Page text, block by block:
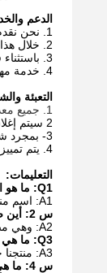
الدعم
1. نحن نقدم فترة ضمان لمدة عام لجودة الماكينة بأكملها.
2. خلال هذا الوقت ، إذا تم إثبات أي مشكلة بسبب عيب الآلة نفسها ، فإننا نتحمل المسؤولية الكاملة عنها.
3. باستثناء فترة الضمان ، يتوفر الدعم الاستشاري الفني بحرية ليغطي كامل عمر استخدام الماكينة.
4. خدمة مهندس في أماكن المستخدم متاحة أيضا للضرورة.
التعبئة
1. جميع معداتنا سيتم تعبئتها في حالة خشبية قبل التسليم.
2 سيتم إغلاق الصندوق بالمسامير والمسامير للتأكد من أنه آمن ولن يتضرر أثناء النقل.
3- بمجرد شحنها ، سيتم تتبعها برمز تتبع لضمان تسليمها بأمان وفي الوقت المحدد.
4. يتم تمييز جميع الصناديق باسم المنتج ورقمه ومعلومات الاتصال بالشاحن.
التعليمات:
Q1: ما هو اسم المنتج الخاص بك؟
A1: اسم منتجاتنا هو Weldsuccess Tank Turning Rolls.
س 2: أين صنعت؟
A2: وهي مصنوعة في الصين.
Q3: ما هي الشهادات التي لديها؟
A3: منتجنا حاصل على شهادة ISO / CE / CO.
س 4: ما هي كمية الطلب؟